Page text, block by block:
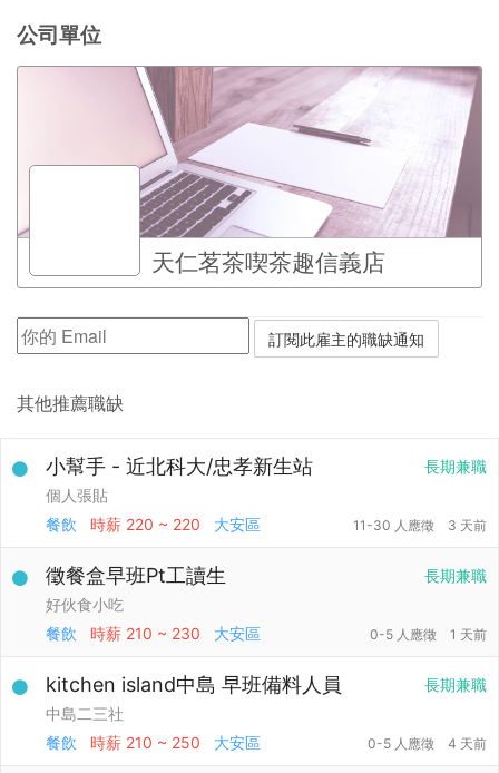
公司單位
天仁茗茶喫茶趣信義店
其他推薦職缺
長期兼職
小幫手 - 近北科大/忠孝新生站
個人張貼
餐飲
時薪 220 ~ 220 大安區 11-30 人應徵 3 天前
長期兼職
徵餐盒早班Pt工讀生
好伙食小吃
餐飲
時薪 210 ~ 230 大安區 0-5 人應徵 1 天前
長期兼職
kitchen island中島 早班備料人員
中島二三社
餐飲
時薪 210 ~ 250 大安區 0-5 人應徵 4 天前